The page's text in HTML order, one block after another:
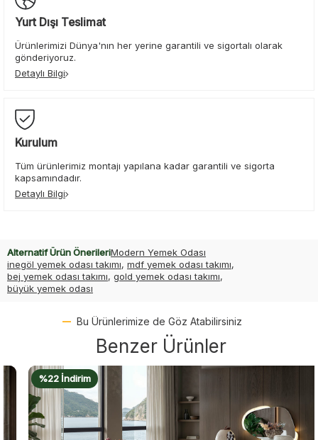
Yurt Dışı Teslimat
Ürünlerimizi Dünya'nın her yerine garantili ve sigortalı olarak
gönderiyoruz.
Detaylı Bilgi
Kurulum
Tüm ürünlerimiz montajı yapılana kadar garantili ve sigorta
kapsamındadır.
Detaylı Bilgi
Alternatif Ürün ÖnerileriModern Yemek Odası
inegöl yemek odası takımı, mdf yemek odası takımı,
bej yemek odası takımı, gold yemek odası takımı,
büyük yemek odası
Bu Ürünlerimize de Göz Atabilirsiniz
Benzer Ürünler
%22 İndirim